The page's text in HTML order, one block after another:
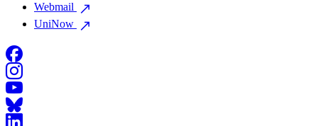
Webmail
UniNow